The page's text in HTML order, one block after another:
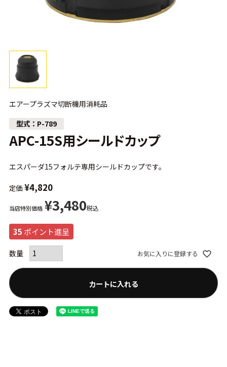
エアープラズマ切断機用消耗品
P-789
APC-15S用シールドカップ
エスパーダ15フォルテ専用シールドカップです。
定価 ¥4,820
当店特別価格 ¥3,480税込
35 ポイント進呈
お気に入りに登録する
カートに入れる